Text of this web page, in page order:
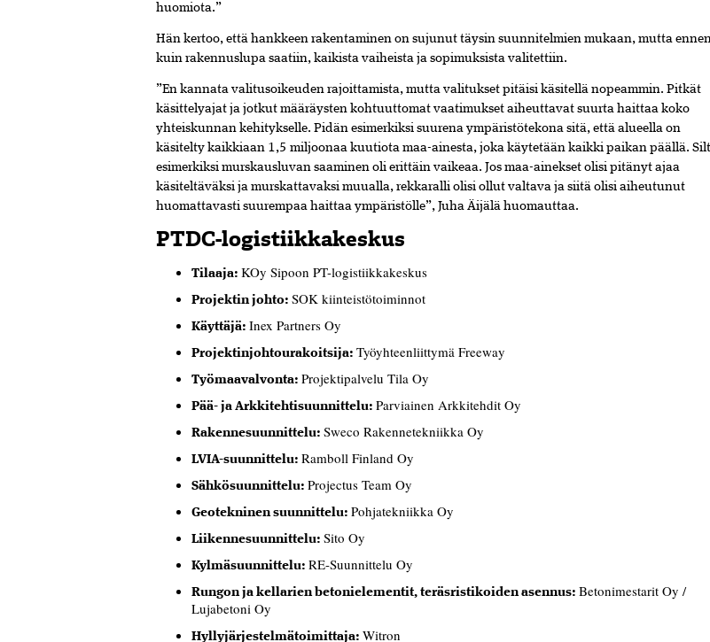
huomiota.”
Hän kertoo, että hankkeen rakentaminen on sujunut täysin suunnitelmien mukaan, mutta
kuin rakennuslupa saatiin, kaikista vaiheista ja sopimuksista valitettiin.
”En kannata valitusoikeuden rajoittamista, mutta valitukset pitäisi käsitellä nopeammin. Pitkät
käsittelyajat ja jotkut määräysten kohtuuttomat vaatimukset aiheuttavat suurta haittaa koko
yhteiskunnan kehitykselle. Pidän esimerkiksi suurena ympäristötekona sitä, että alueella on
käsitelty kaikkiaan 1,5 miljoonaa kuutiota maa-ainesta, joka käytetään kaikki paikan päällä.
esimerkiksi murskausluvan saaminen oli erittäin vaikeaa. Jos maa-ainekset olisi pitänyt ajaa
käsiteltäväksi ja murskattavaksi muualla, rekkaralli olisi ollut valtava ja siitä olisi aiheutunut
huomattavasti suurempaa haittaa ympäristölle”, Juha Äijälä huomauttaa.
PTDC-logistiikkakeskus
Tilaaja:KOy Sipoon PT-logistiikkakeskus
Projektin johto:SOK kiinteistötoiminnot
Käyttäjä:Inex Partners Oy
Projektinjohtourakoitsija:Työyhteenliittymä Freeway
Työmaavalvonta:Projektipalvelu Tila Oy
Pää- ja Arkkitehtisuunnittelu:Parviainen Arkkitehdit Oy
Rakennesuunnittelu:Sweco Rakennetekniikka Oy
LVIA-suunnittelu:Ramboll Finland Oy
Sähkösuunnittelu:Projectus Team Oy
Geotekninen suunnittelu:Pohjatekniikka Oy
Liikennesuunnittelu:Sito Oy
Kylmäsuunnittelu:RE-Suunnittelu Oy
Rungon ja kellarien betonielementit, teräsristikoiden asennus:Betonimestarit Oy /
Lujabetoni Oy
Hyllyjärjestelmätoimittaja: Witron